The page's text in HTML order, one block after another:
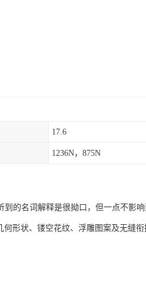
17.6
1236N，875N
的名词解释是很拗口，但一点不影
形状、镂空花纹、浮雕图案及无缝